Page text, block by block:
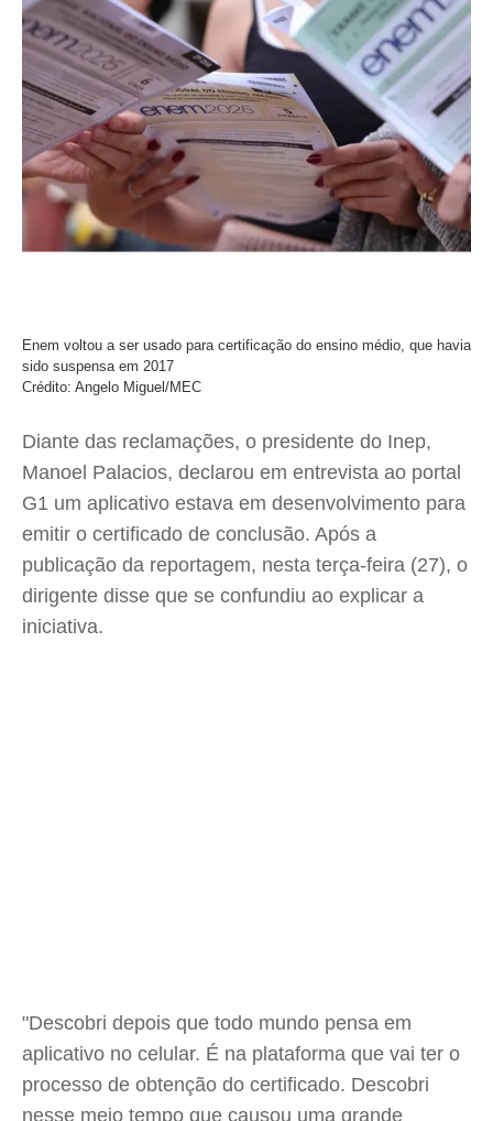
Enem voltou a ser usado para certificação do ensino médio, que havia
sido suspensa em 2017
Crédito: Angelo Miguel/MEC
Diante das reclamações, o presidente do Inep,
Manoel Palacios, declarou em entrevista ao portal
G1 um aplicativo estava em desenvolvimento para
emitir o certificado de conclusão. Após a
publicação da reportagem, nesta terça-feira (27), o
dirigente disse que se confundiu ao explicar a
iniciativa.
"Descobri depois que todo mundo pensa em
aplicativo no celular. É na plataforma que vai ter o
processo de obtenção do certificado. Descobri
nesse meio tempo que causou uma grande